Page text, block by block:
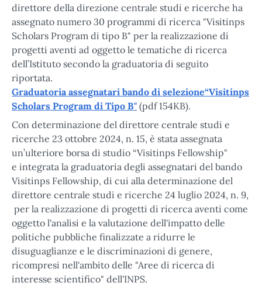
direttore della direzione centrale studi e ricerche ha
assegnato numero 30 programmi di ricerca "Visitinps
Scholars Program di tipo B" per la realizzazione di
progetti aventi ad oggetto le tematiche di ricerca
dell’Istituto secondo la graduatoria di seguito
riportata.
Graduatoria assegnatari bando di selezione“Visitinps
Scholars Program di Tipo B" (pdf 154KB).
Con determinazione del direttore centrale studi e
ricerche 23 ottobre 2024, n. 15, è stata assegnata
un’ulteriore borsa di studio “Visitinps Fellowship"
e integrata la graduatoria degli assegnatari del bando
Visitinps Fellowship, di cui alla determinazione del
direttore centrale studi e ricerche 24 luglio 2024, n. 9,
per la realizzazione di progetti di ricerca aventi come
oggetto l'analisi e la valutazione dell'impatto delle
politiche pubbliche finalizzate a ridurre le
disuguaglianze e le discriminazioni di genere,
ricompresi nell'ambito delle "Aree di ricerca di
interesse scientifico" dell'INPS.